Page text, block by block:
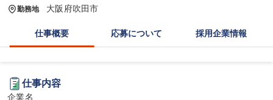
勤務地 大阪府吹田市
仕事概要 応募について 採用企業情報
仕事内容
企業名